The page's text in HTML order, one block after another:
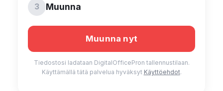
3 Muunna
Tiedostosi ladataan DigitalOfficePron tallennustilaan.
Käyttämällä tätä palvelua hyväksyt Käyttöehdot.